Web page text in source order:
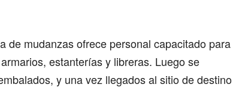
de mudanzas ofrece personal capacitado para
estanterías y libreras. Luego se
y una vez llegados al sitio de destino